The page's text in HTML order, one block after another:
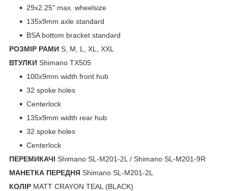
29x2.25" max. wheelsize
135x9mm axle standard
BSA bottom bracket standard
РОЗМІР РАМИ S, M, L, XL, XXL
ВТУЛКИ Shimano TX505
100x9mm width front hub
32 spoke holes
Centerlock
135x9mm width rear hub
32 spoke holes
Centerlock
ПЕРЕМИКАЧІ Shimano SL-M201-2L / Shimano SL-M201-9R
МАНЕТКА ПЕРЕДНЯ Shimano SL-M201-2L
КОЛІР MATT CRAYON TEAL (BLACK)